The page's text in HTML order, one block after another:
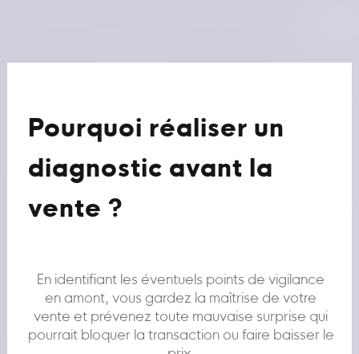
Pourquoi réaliser un
diagnostic avant la
vente ?
En identifiant les éventuels points de vigilance
en amont, vous gardez la maîtrise de votre
vente et prévenez toute mauvaise surprise qui
pourrait bloquer la transaction ou faire baisser le